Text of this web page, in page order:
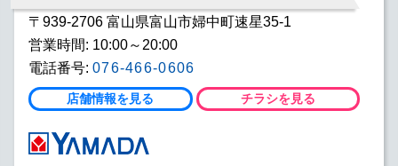
〒939-2706 富山県富山市婦中町速星35-1
営業時間: 10:00～20:00
電話番号: 076-466-0606
店舗情報を見る チラシを見る